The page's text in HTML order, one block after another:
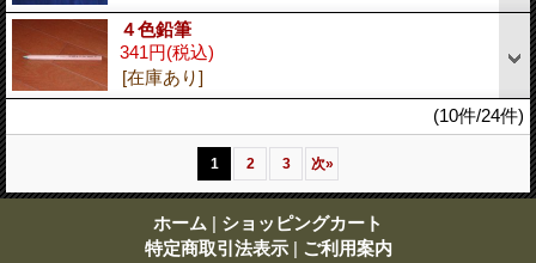
４色鉛筆
341円(税込)
[在庫あり]
(10件/24件)
1 2 3 次»
ホーム | ショッピングカート
特定商取引法表示 | ご利用案内